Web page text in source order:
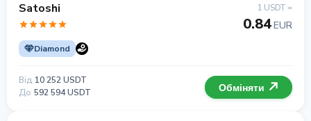
Satoshi
Diamond
1 USDT =
0.84EUR
Від 10 252 USDT
До 592 594 USDT Обміняти